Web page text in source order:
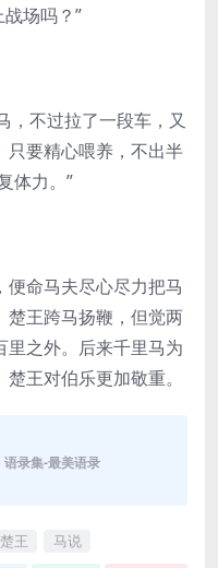
场吗？”
不过拉了一段车，又
只要精心喂养，不出半
体力。”
命马夫尽心尽力把马
楚王跨马扬鞭，但觉两
里之外。后来千里马为
王对伯乐更加敬重。
录集-最美语录
楚王 马说